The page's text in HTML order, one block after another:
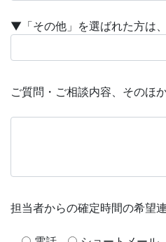
▼「その他」を選ばれた方は
ご質問・ご相談内容、そのほ
担当者からの確定時間の希望